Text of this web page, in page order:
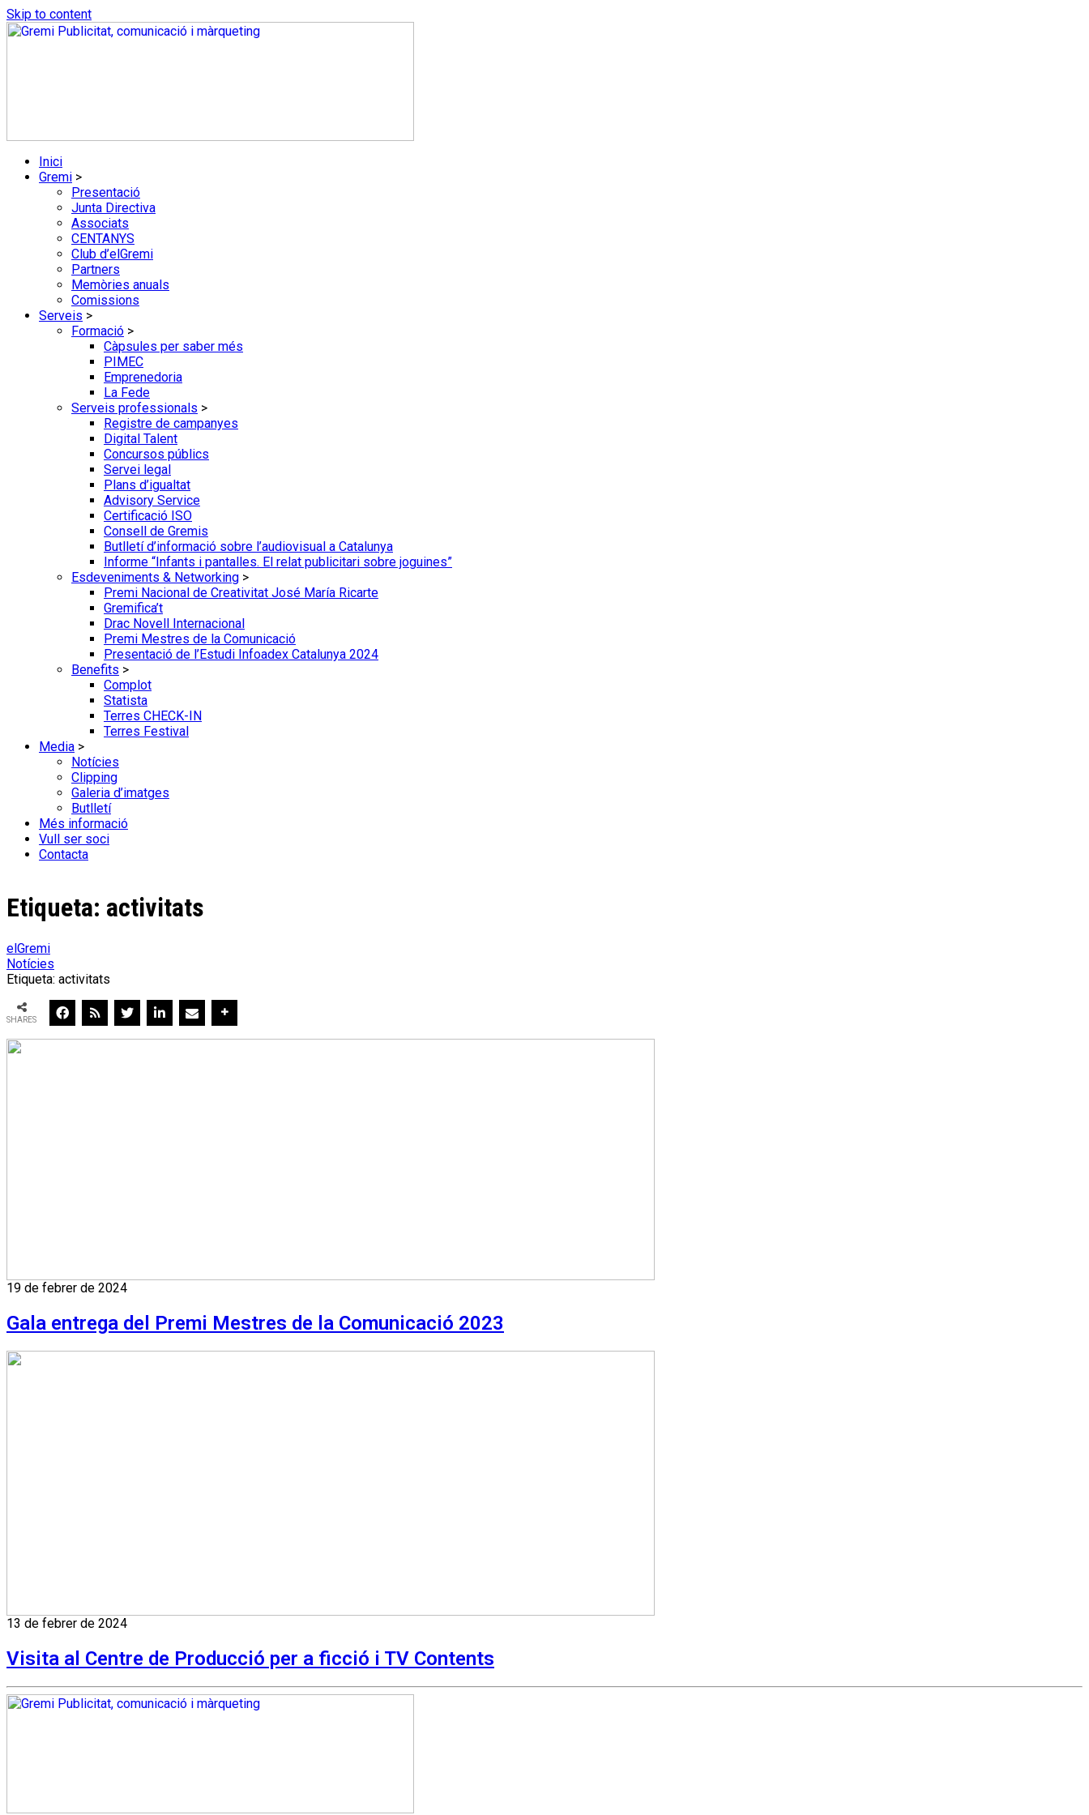
Skip to content
Inici
Gremi >
Presentació
Junta Directiva
Associats
CENTANYS
Club d’elGremi
Partners
Memòries anuals
Comissions
Serveis >
Formació >
Càpsules per saber més
PIMEC
Emprenedoria
La Fede
Serveis professionals >
Registre de campanyes
Digital Talent
Concursos públics
Servei legal
Plans d’igualtat
Advisory Service
Certificació ISO
Consell de Gremis
Butlletí d’informació sobre l’audiovisual a Catalunya
Informe “Infants i pantalles. El relat publicitari sobre joguines”
Esdeveniments & Networking >
Premi Nacional de Creativitat José María Ricarte
Gremifica’t
Drac Novell Internacional
Premi Mestres de la Comunicació
Presentació de l’Estudi Infoadex Catalunya 2024
Benefits >
Complot
Statista
Terres CHECK-IN
Terres Festival
Media >
Notícies
Clipping
Galeria d’imatges
Butlletí
Més informació
Vull ser soci
Contacta
Etiqueta: activitats
elGremi
Notícies
Etiqueta: activitats
SHARES
19 de febrer de 2024
Gala entrega del Premi Mestres de la Comunicació 2023
13 de febrer de 2024
Visita al Centre de Producció per a ficció i TV Contents